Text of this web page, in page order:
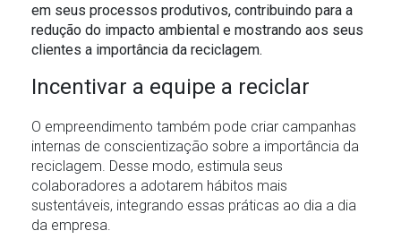
em seus processos produtivos, contribuindo para a
redução do impacto ambiental e mostrando aos seus
clientes a importância da reciclagem.
Incentivar a equipe a reciclar
O empreendimento também pode criar campanhas
internas de conscientização sobre a importância da
reciclagem. Desse modo, estimula seus
colaboradores a adotarem hábitos mais
sustentáveis, integrando essas práticas ao dia a dia
da empresa.